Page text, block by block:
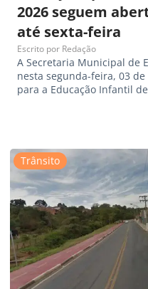
2026 seguem
até sexta-feira
Escrito por Redação
A Secretaria Municipal de
nesta segunda-feira, 03
para a Educação Infantil
Trânsito